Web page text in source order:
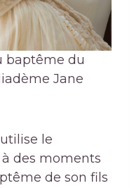
baptême du
Jane
le
des moments
de son fils